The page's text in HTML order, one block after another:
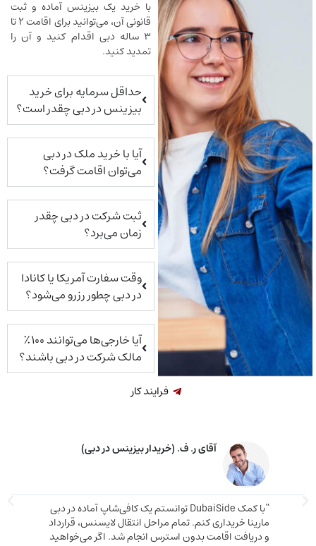
با خرید یک بیزینس آماده و ثبت
قانونی آن، می‌توانید برای اقامت ۲ تا
۳ ساله دبی اقدام کنید و آن را
تمدید کنید.
حداقل سرمایه برای خرید
بیزینس در دبی چقدر است؟
آیا با خرید ملک در دبی
می‌توان اقامت گرفت؟
ثبت شرکت در دبی چقدر
زمان می‌برد؟
وقت سفارت آمریکا یا کانادا
در دبی چطور رزرو می‌شود؟
آیا خارجی‌ها می‌توانند ۱۰۰٪
مالک شرکت در دبی باشند؟
خانم م. ق. (خریدار ملک در دبی)
دقیق و صادقانه‌ای دریافت کردم. ملکی که
هم ارزش بالایی داشت هم باعث شد اقامت
بگیرم. تیم DubaiSide از شروع خرید تا گرفتن ویزا کنار